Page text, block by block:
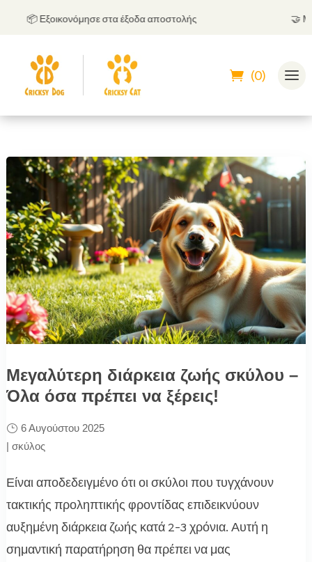
📦 Εξοικονόμησε στα έξοδα αποστολής
(0)
Μεγαλύτερη διάρκεια ζωής σκύλου –
Όλα όσα πρέπει να ξέρεις!
6 Αυγούστου 2025
| σκύλος
Είναι αποδεδειγμένο ότι οι σκύλοι που τυγχάνουν
τακτικής προληπτικής φροντίδας επιδεικνύουν
αυξημένη διάρκεια ζωής κατά 2-3 χρόνια. Αυτή η
σημαντική παρατήρηση θα πρέπει να μας